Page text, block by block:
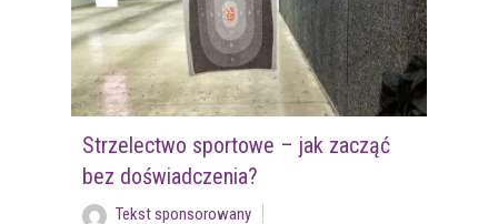
Strzelectwo sportowe – jak zacząć
bez doświadczenia?
Tekst sponsorowany